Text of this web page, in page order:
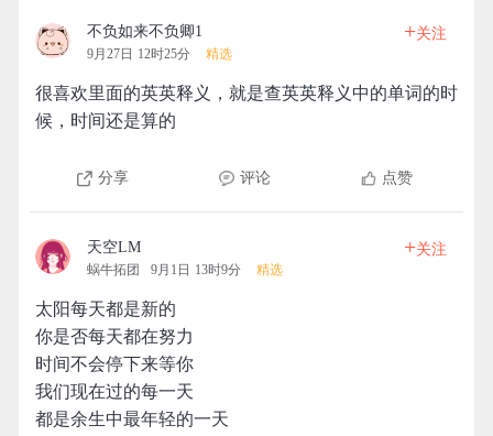
不负如来不负卿1
9月27日 12时25分 精选
+关注
很喜欢里面的英英释义，就是查英英释义中的单词的时
候，时间还是算的
分享 评论 点赞
天空LM
蜗牛拓团 9月1日 13时9分 精选
+关注
太阳每天都是新的
你是否每天都在努力
时间不会停下来等你
我们现在过的每一天
都是余生中最年轻的一天